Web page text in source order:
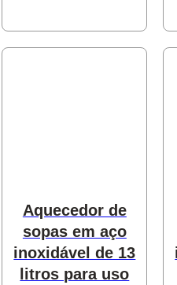
Aquecedor de
sopas em aço
inoxidável de 13
litros para uso